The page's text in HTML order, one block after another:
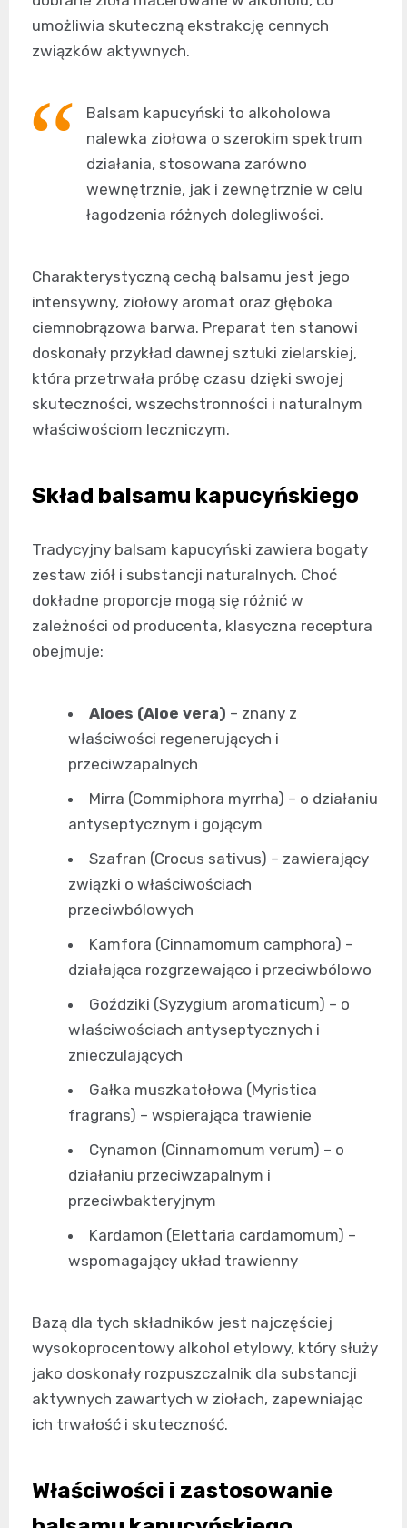
umożliwia skuteczną ekstrakcję cennych
związków aktywnych.
Balsam kapucyński to alkoholowa
nalewka ziołowa o szerokim spektrum
działania, stosowana zarówno
wewnętrznie, jak i zewnętrznie w celu
łagodzenia różnych dolegliwości.
Charakterystyczną cechą balsamu jest jego
intensywny, ziołowy aromat oraz głęboka
ciemnobrązowa barwa. Preparat ten stanowi
doskonały przykład dawnej sztuki zielarskiej,
która przetrwała próbę czasu dzięki swojej
skuteczności, wszechstronności i naturalnym
właściwościom leczniczym.
Skład balsamu kapucyńskiego
Tradycyjny balsam kapucyński zawiera bogaty
zestaw ziół i substancji naturalnych. Choć
dokładne proporcje mogą się różnić w
zależności od producenta, klasyczna receptura
obejmuje:
Aloes (Aloe vera) – znany z
właściwości regenerujących i
przeciwzapalnych
Mirra (Commiphora myrrha) – o działaniu
antyseptycznym i gojącym
Szafran (Crocus sativus) – zawierający
związki o właściwościach
przeciwbólowych
Kamfora (Cinnamomum camphora) –
działająca rozgrzewająco i przeciwbólowo
Goździki (Syzygium aromaticum) – o
właściwościach antyseptycznych i
znieczulających
Gałka muszkatołowa (Myristica
fragrans) – wspierająca trawienie
Cynamon (Cinnamomum verum) – o
działaniu przeciwzapalnym i
przeciwbakteryjnym
Kardamon (Elettaria cardamomum) –
wspomagający układ trawienny
Bazą dla tych składników jest najczęściej
wysokoprocentowy alkohol etylowy, który służy
jako doskonały rozpuszczalnik dla substancji
aktywnych zawartych w ziołach, zapewniając
ich trwałość i skuteczność.
Właściwości i zastosowanie